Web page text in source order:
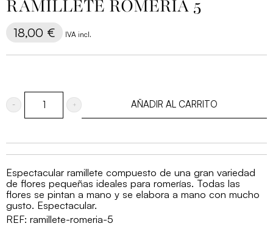
RAMILLETE ROMERÍA 5
18,00 € IVA incl.
Ramillete
5
AÑADIR AL CARRITO
Espectacular ramillete compuesto de una gran variedad
de flores pequeñas ideales para romerías. Todas las
flores se pintan a mano y se elabora a mano con mucho
gusto. Espectacular.
REF: ramillete-romeria-5